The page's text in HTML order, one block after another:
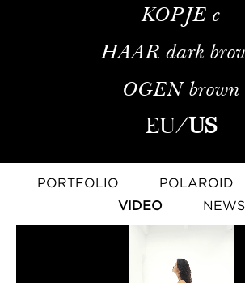
KOPJE c
HAAR dark
OGEN brown
EU/US
PORTFOLIO POLAROID
VIDEO
NEWS